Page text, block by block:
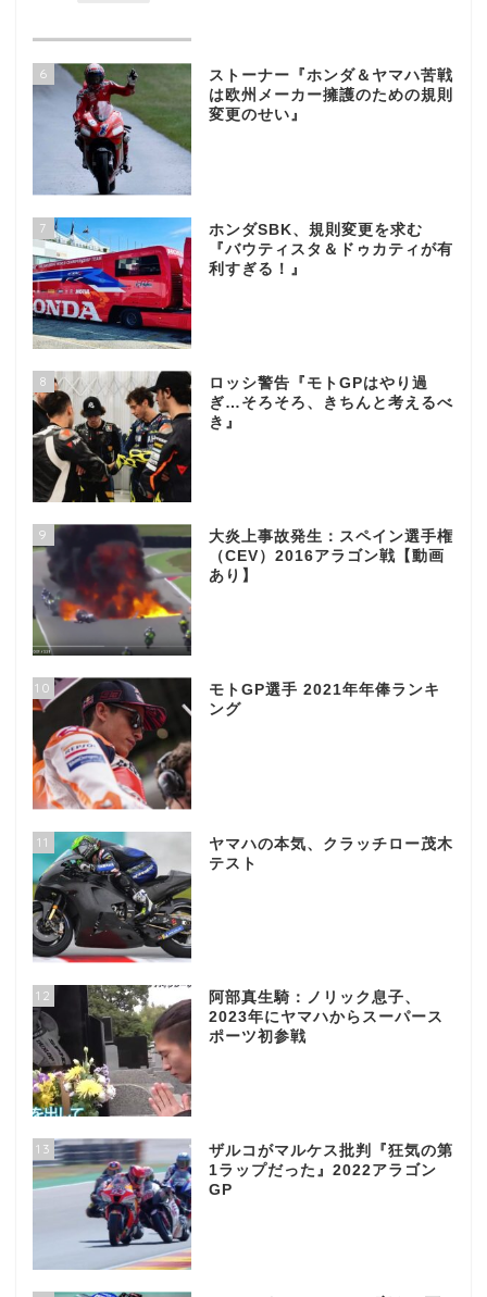
6
ストーナー『ホンダ＆ヤマハ苦戦
は欧州メーカー擁護のための規則
変更のせい』
7
ホンダSBK、規則変更を求む
『バウティスタ＆ドゥカティが有
利すぎる！』
8
ロッシ警告『モトGPはやり過
ぎ…そろそろ、きちんと考えるべ
き』
9
大炎上事故発生：スペイン選手権
（CEV）2016アラゴン戦【動画
あり】
10
モトGP選手 2021年年俸ランキ
ング
11
ヤマハの本気、クラッチロー茂木
テスト
12
阿部真生騎：ノリック息子、
2023年にヤマハからスーパース
ポーツ初参戦
13
ザルコがマルケス批判『狂気の第
1ラップだった』2022アラゴン
GP